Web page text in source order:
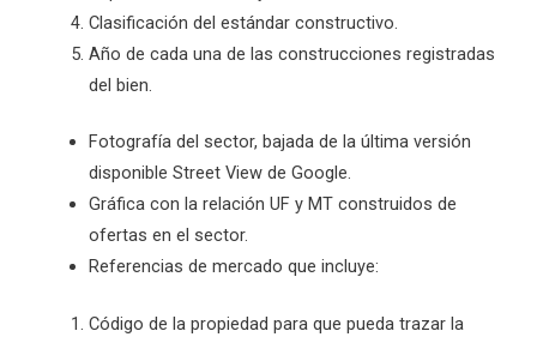
Clasificación del estándar constructivo.
Año de cada una de las construcciones registradas
del bien.
Fotografía del sector, bajada de la última versión
disponible Street View de Google.
Gráfica con la relación UF y MT construidos de
ofertas en el sector.
Referencias de mercado que incluye:
Código de la propiedad para que pueda trazar la